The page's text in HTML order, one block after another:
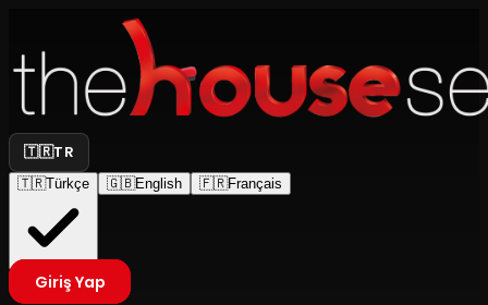
🇹🇷TR
🇹🇷Türkçe 🇬🇧English 🇫🇷Français
Giriş Yap